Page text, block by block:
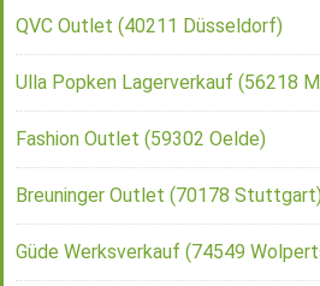
QVC Outlet (40211 Düsseldorf)
Ulla Popken Lagerverkauf (56218
Fashion Outlet (59302 Oelde)
Breuninger Outlet (70178 Stuttgart)
Güde Werksverkauf (74549